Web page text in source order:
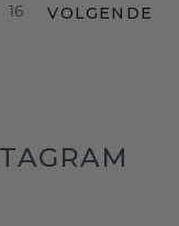
16 VOLGENDE